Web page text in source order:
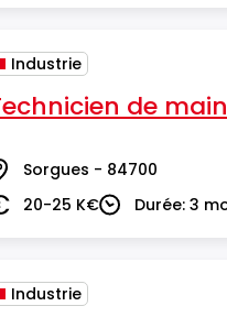
Industrie
de
Sorgues - 84700
20-25 K€DuréeDurée: 3
Industrie